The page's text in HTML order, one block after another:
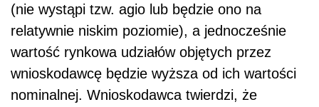
(nie wystąpi tzw. agio lub będzie ono na
relatywnie niskim poziomie), a jednocześnie
wartość rynkowa udziałów objętych przez
wnioskodawcę będzie wyższa od ich wartości
nominalnej. Wnioskodawca twierdzi, że